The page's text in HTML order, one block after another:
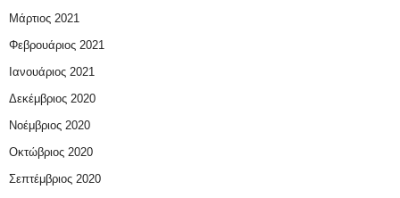
Μάρτιος 2021
Φεβρουάριος 2021
Ιανουάριος 2021
Δεκέμβριος 2020
Νοέμβριος 2020
Οκτώβριος 2020
Σεπτέμβριος 2020